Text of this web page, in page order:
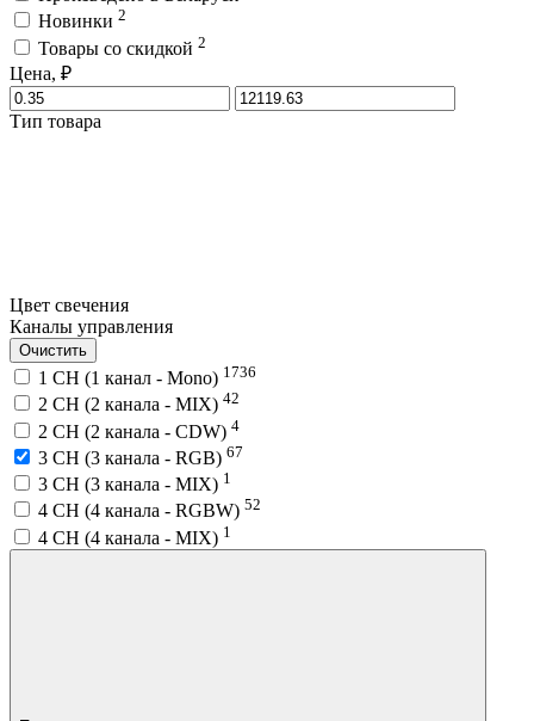
Новинки 2
Товары со скидкой 2
Цена, ₽
Тип товара
Цвет свечения
Каналы управления
Очистить
1 CH (1 канал - Mono) 1736
2 CH (2 канала - MIX) 42
2 CH (2 канала - CDW) 4
3 CH (3 канала - RGB) 67
3 CH (3 канала - MIX) 1
4 CH (4 канала - RGBW) 52
4 CH (4 канала - MIX) 1